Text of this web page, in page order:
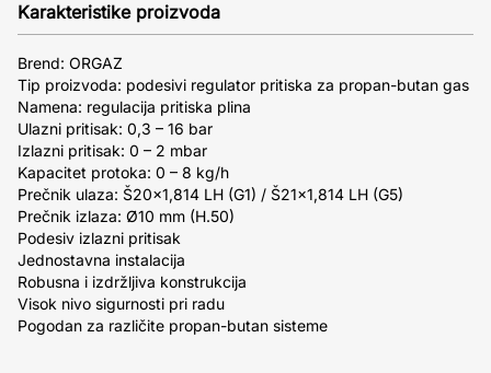
Karakteristike proizvoda
Brend: ORGAZ
Tip proizvoda: podesivi regulator pritiska za propan-butan gas
Namena: regulacija pritiska plina
Ulazni pritisak: 0,3 – 16 bar
Izlazni pritisak: 0 – 2 mbar
Kapacitet protoka: 0 – 8 kg/h
Prečnik ulaza: Š20x1,814 LH (G1) / Š21x1,814 LH (G5)
Prečnik izlaza: Ø10 mm (H.50)
Podesiv izlazni pritisak
Jednostavna instalacija
Robusna i izdržljiva konstrukcija
Visok nivo sigurnosti pri radu
Pogodan za različite propan-butan sisteme